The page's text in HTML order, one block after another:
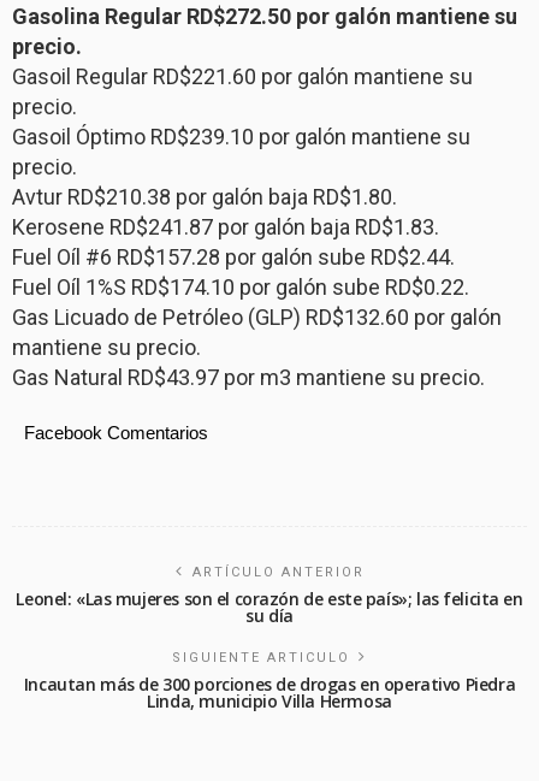
Gasolina Regular RD$272.50 por galón mantiene su
precio.
Gasoil Regular RD$221.60 por galón mantiene su
precio.
Gasoil Óptimo RD$239.10 por galón mantiene su
precio.
Avtur RD$210.38 por galón baja RD$1.80.
Kerosene RD$241.87 por galón baja RD$1.83.
Fuel Oíl #6 RD$157.28 por galón sube RD$2.44.
Fuel Oíl 1%S RD$174.10 por galón sube RD$0.22.
Gas Licuado de Petróleo (GLP) RD$132.60 por galón
mantiene su precio.
Gas Natural RD$43.97 por m3 mantiene su precio.
Facebook Comentarios
ARTÍCULO ANTERIOR
Leonel: «Las mujeres son el corazón de este país»; las felicita en
su día
SIGUIENTE ARTICULO
Incautan más de 300 porciones de drogas en operativo Piedra
Linda, municipio Villa Hermosa